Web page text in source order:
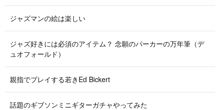
ジャズマンの絵は楽しい
ジャズ好きには必須のアイテム？ 念願のパーカーの万年筆（デ
ュオフォールド）
親指でプレイする若きEd Bickert
話題のギブソンミニギターガチャやってみた